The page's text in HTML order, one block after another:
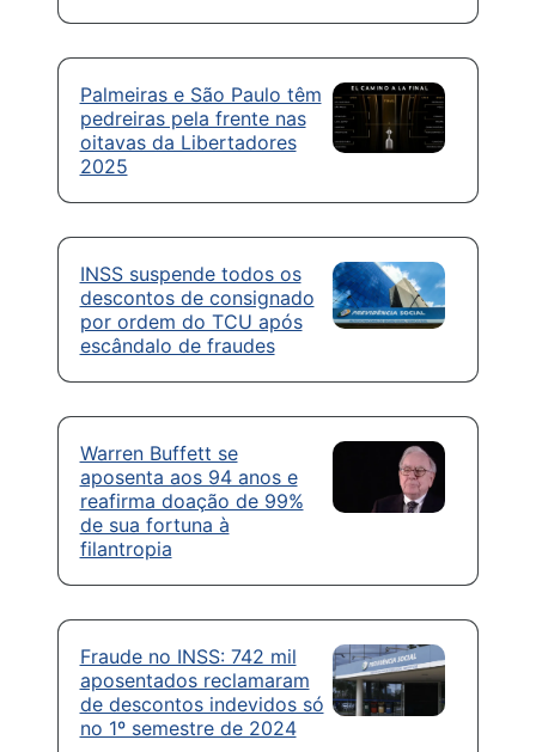
Palmeiras e São Paulo têm
pedreiras pela frente nas
oitavas da Libertadores
2025
INSS suspende todos os
descontos de consignado
por ordem do TCU após
escândalo de fraudes
Warren Buffett se
aposenta aos 94 anos e
reafirma doação de 99%
de sua fortuna à
filantropia
Fraude no INSS: 742 mil
aposentados reclamaram
de descontos indevidos só
no 1º semestre de 2024